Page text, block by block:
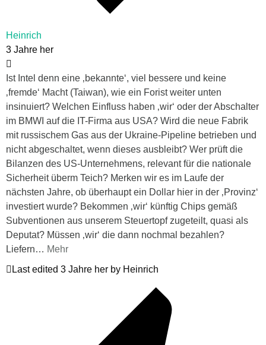
Heinrich
3 Jahre her
Ist Intel denn eine ‚bekannte‘, viel bessere und keine
‚fremde‘ Macht (Taiwan), wie ein Forist weiter unten
insinuiert? Welchen Einfluss haben ‚wir‘ oder der Abschalter
im BMWI auf die IT-Firma aus USA? Wird die neue Fabrik
mit russischem Gas aus der Ukraine-Pipeline betrieben und
nicht abgeschaltet, wenn dieses ausbleibt? Wer prüft die
Bilanzen des US-Unternehmens, relevant für die nationale
Sicherheit überm Teich? Merken wir es im Laufe der
nächsten Jahre, ob überhaupt ein Dollar hier in der ‚Provinz‘
investiert wurde? Bekommen ‚wir‘ künftig Chips gemäß
Subventionen aus unserem Steuertopf zugeteilt, quasi als
Deputat? Müssen ‚wir‘ die dann nochmal bezahlen?
Liefern… Mehr
Last edited 3 Jahre her by Heinrich